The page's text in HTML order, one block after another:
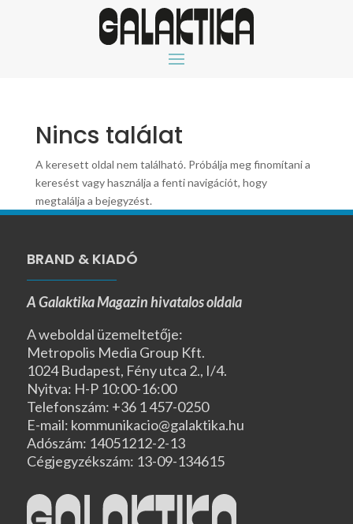
Nincs találat
A keresett oldal nem található. Próbálja meg finomítani a
keresést vagy használja a fenti navigációt, hogy
megtalálja a bejegyzést.
BRAND & KIADÓ
A Galaktika Magazin hivatalos oldala
A weboldal üzemeltetője:
Metropolis Media Group Kft.
1024 Budapest, Fény utca 2., I/4.
Nyitva: H-P 10:00-16:00
Telefonszám: +36 1 457-0250
E-mail: kommunikacio@galaktika.hu
Adószám: 14051212-2-13
Cégjegyzékszám: 13-09-134615